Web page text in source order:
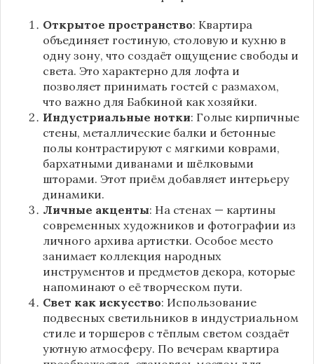
Открытое пространство: Квартира
объединяет гостиную, столовую и кухню в
одну зону, что создаёт ощущение свободы и
света. Это характерно для лофта и
позволяет принимать гостей с размахом,
что важно для Бабкиной как хозяйки.
Индустриальные нотки: Голые кирпичные
стены, металлические балки и бетонные
полы контрастируют с мягкими коврами,
бархатными диванами и шёлковыми
шторами. Этот приём добавляет интерьеру
динамики.
Личные акценты: На стенах — картины
современных художников и фотографии из
личного архива артистки. Особое место
занимает коллекция народных
инструментов и предметов декора, которые
напоминают о её творческом пути.
Свет как искусство: Использование
подвесных светильников в индустриальном
стиле и торшеров с тёплым светом создаёт
уютную атмосферу. По вечерам квартира